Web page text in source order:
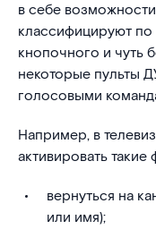
в себе
классифицируют
кнопочного и чуть
некоторые пульты
голосовыми
Например, в
активировать такие
вернуться на
или имя);